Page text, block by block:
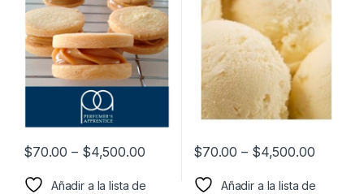
$70.00 – $4,500.00
Añadir a la lista de
$70.00 – $4,500.00
Añadir a la lista de